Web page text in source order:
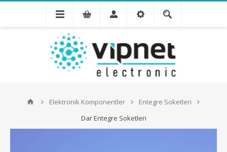
Elektronik Komponentler
Entegre Soketleri
Dar Entegre Soketleri